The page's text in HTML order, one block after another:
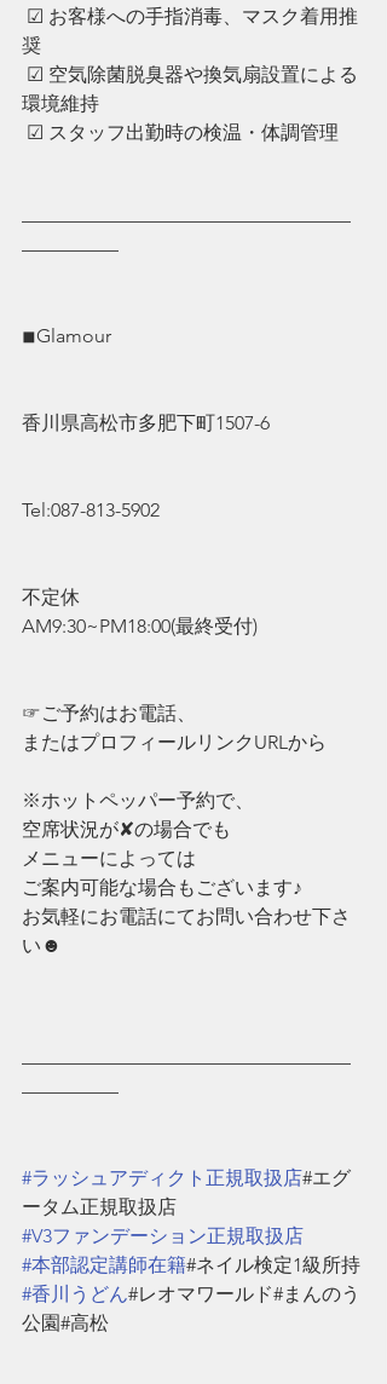
奨
環境維持
☑︎ ︎スタッフ出勤時の検温・体調管理
—————————————————
—————
◾︎Glamour
香川県高松市多肥下町1507-6
Tel:087-813-5902
不定休
AM9:30~PM18:00(最終受付)
☞ご予約はお電話、
またはプロフィールリンクURLから
※ホットペッパー予約で、
空席状況が✘の場合でも
メニューによっては
ご案内可能な場合もございます♪
お気軽にお電話にてお問い合わせ下さ
い☻
—————————————————
—————
#ラッシュアディクト正規取扱店#エグ
ータム正規取扱店
#V3ファンデーション正規取扱店
#本部認定講師在籍#ネイル検定1級所持
#香川うどん#レオマワールド#まんのう
公園#高松